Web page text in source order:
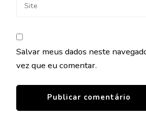
Salvar meus dados neste
vez que eu comentar.